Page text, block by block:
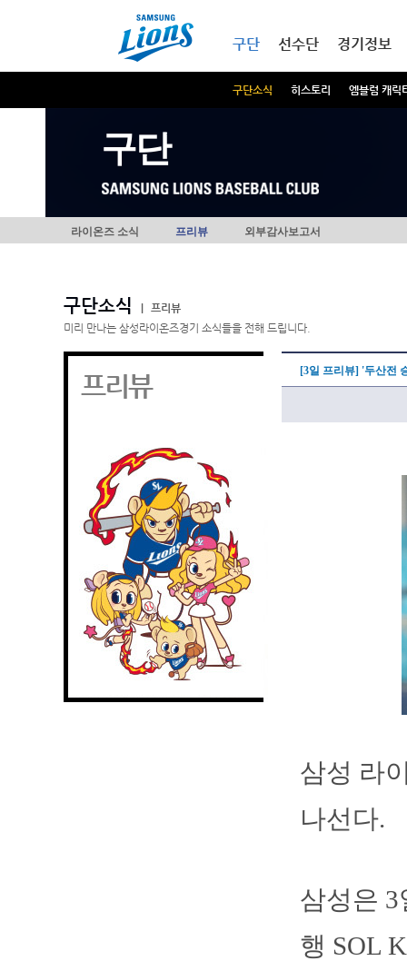
구단
구단소식 히스토리 엠블럼 캐릭
선수단 경기정보
구단
라이온즈 소식 프리뷰 외부감사보고서
구단소식
프리뷰
미리 만나는 삼성라이온즈경기 소식들을 전해 드립니다.
프리뷰 [3일 프리뷰] '두산전
삼성 라
나선다.
삼성은 3
행 SOL